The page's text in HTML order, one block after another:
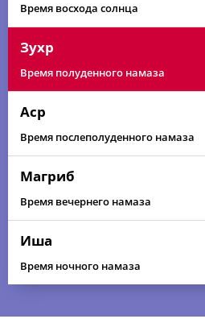
Время восхода солнца
Зухр
Время полуденного намаза
Аср
Время послеполуденного намаза
Магриб
Время вечернего намаза
Иша
Время ночного намаза